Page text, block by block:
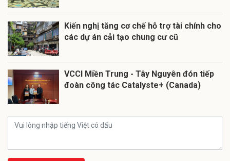
Kiến nghị tăng cơ chế hỗ trợ tài chính cho
các dự án cải tạo chung cư cũ
VCCI Miền Trung - Tây Nguyên đón tiếp
đoàn công tác Catalyste+ (Canada)